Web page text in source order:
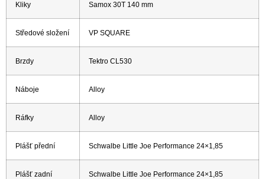
Kliky Samox 30T 140 mm
Středové složení VP SQUARE
Brzdy Tektro CL530
Náboje Alloy
Ráfky Alloy
Plášť přední Schwalbe Little Joe Performance 24×1,85
Plášť zadní Schwalbe Little Joe Performance 24×1,85